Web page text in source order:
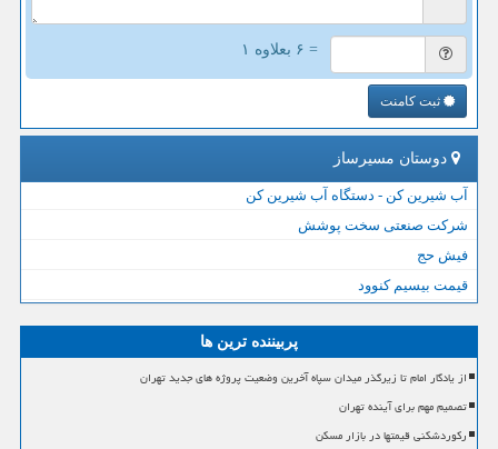
= ۶ بعلاوه ۱
ثبت کامنت
دوستان مسیرساز
آب شیرین کن - دستگاه آب شیرین کن
شرکت صنعتی سخت پوشش
فیش حج
قیمت بیسیم کنوود
پربیننده ترین ها
از یادگار امام تا زیرگذر میدان سپاه آخرین وضعیت پروژه های جدید تهران
تصمیم مهم برای آینده تهران
رکوردشکنی قیمتها در بازار مسکن